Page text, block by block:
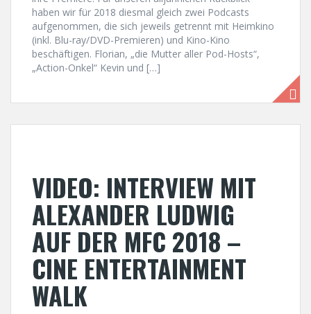
haben wir für 2018 diesmal gleich zwei Podcasts
aufgenommen, die sich jeweils getrennt mit Heimkino
(inkl. Blu-ray/DVD-Premieren) und Kino-Kino
beschäftigen. Florian, „die Mutter aller Pod-Hosts“,
„Action-Onkel“ Kevin und […]
VIDEO: INTERVIEW MIT
ALEXANDER LUDWIG
AUF DER MFC 2018 –
CINE ENTERTAINMENT
WALK